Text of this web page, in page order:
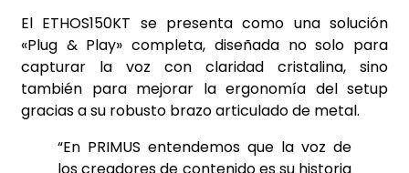
El ETHOS150KT se presenta como una solución
«Plug & Play» completa, diseñada no solo para
capturar la voz con claridad cristalina, sino
también para mejorar la ergonomía del setup
gracias a su robusto brazo articulado de metal.
“En PRIMUS entendemos que la voz de
los creadores de contenido es su historia